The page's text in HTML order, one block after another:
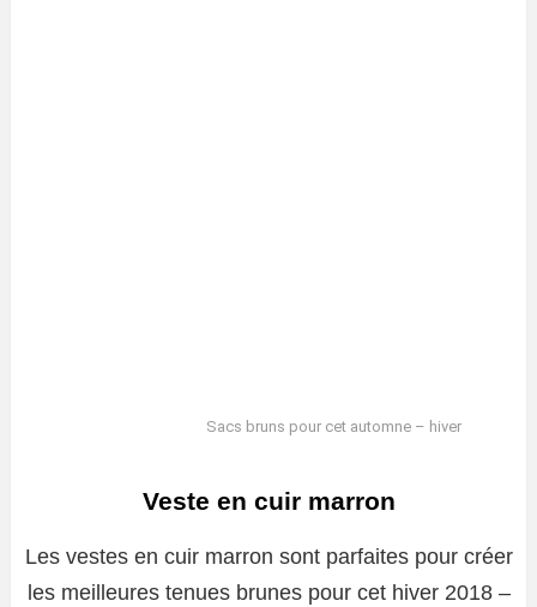
Sacs bruns pour cet automne – hiver
Veste en cuir marron
Les vestes en cuir marron sont parfaites pour créer
les meilleures tenues brunes pour cet hiver 2018 –